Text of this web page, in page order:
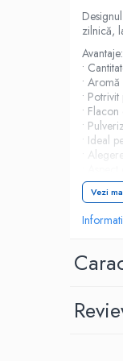
zilnică,
Avantaje:
•
•
•
•
•
• Ideal
•
Alege
sau
Vezi